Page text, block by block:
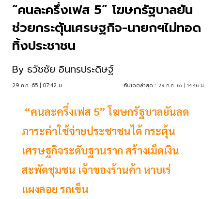
“คนละครึ่งเฟส 5” โฆษกรัฐบาลยัน
ช่วยกระตุ้นเศรษฐกิจ-นายกฯไม่ทอด
ทิ้งประชาชน
By ธวัชชัย อินทรประดิษฐ์
29 ก.ค. 65 | 07:42 น. อัปเดตล่าสุด : 29 ก.ค. 65 | 14:46 น.
“คนละครึ่งเฟส 5” โฆษกรัฐบาลยันลด
ภาระค่าใช้จ่ายประชาชนได้ กระตุ้น
เศรษฐกิจระดับฐานราก สร้างเม็ดเงิน
สะพัดชุมชน เจ้าของร้านค้า หาบเร่
แผงลอย รถเข็น